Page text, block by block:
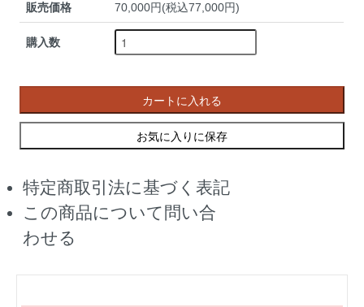
販売価格 70,000円(税込77,000円)
購入数
カートに入れる
お気に入りに保存
特定商取引法に基づく表記
この商品について問い合
わせる